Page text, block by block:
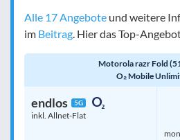
Alle 17 Angebote und weitere
im Beitrag . Hier das Top-
Motorola razr Fold
O₂ Mobile
endlos 5G
inkl. Allnet-Flat